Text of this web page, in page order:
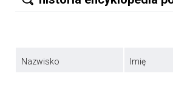
Nazwisko Imię